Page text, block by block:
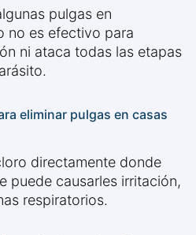
pulgas en
no es efectivo para
ni ataca todas las etapas
eliminar pulgas en casas
directamente donde
puede causarles irritación,
respiratorios.